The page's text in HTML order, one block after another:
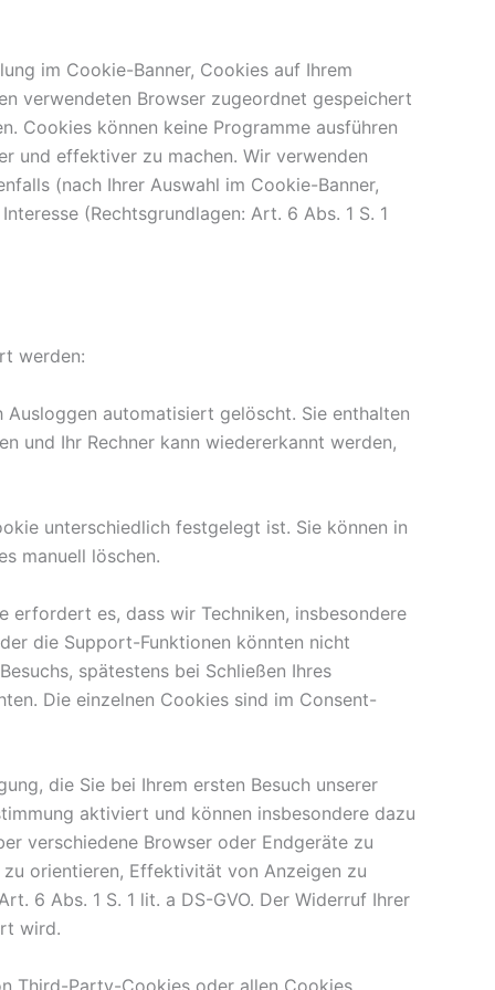
im Cookie-Banner, Cookies auf Ihrem
verwendeten Browser zugeordnet gespeichert
Cookies können keine Programme ausführen
und effektiver zu machen. Wir verwenden
(nach Ihrer Auswahl im Cookie-Banner,
(Rechtsgrundlagen: Art. 6 Abs. 1 S. 1
werden:
automatisiert gelöscht. Sie enthalten
und Ihr Rechner kann wiedererkannt werden,
unterschiedlich festgelegt ist. Sie können in
manuell löschen.
erfordert es, dass wir Techniken, insbesondere
die Support-Funktionen könnten nicht
spätestens bei Schließen Ihres
Die einzelnen Cookies sind im Consent-
die Sie bei Ihrem ersten Besuch unserer
aktiviert und können insbesondere dazu
verschiedene Browser oder Endgeräte zu
orientieren, Effektivität von Anzeigen zu
6 Abs. 1 S. 1 lit. a DS-GVO. Der Widerruf Ihrer
wird.
Third-Party-Cookies oder allen Cookies